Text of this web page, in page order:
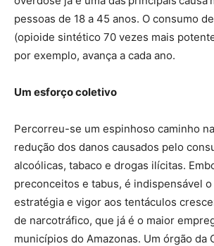
pessoas de 18 a 45 anos. O consumo
(opioide sintético 70 vezes mais
por exemplo, avança a cada ano.
Um esforço coletivo
Percorreu-se um espinhoso caminho
redução dos danos causados pelo
alcoólicas, tabaco e drogas ilícitas.
preconceitos e tabus, é indispensável o
estratégia e vigor aos tentáculos
de narcotráfico, que já é o maior
municípios do Amazonas. Um órgão da